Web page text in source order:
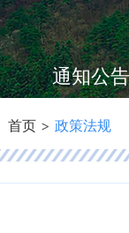
通知公告
首页 > 政策法规